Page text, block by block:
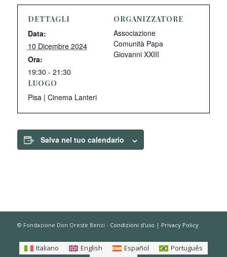
DETTAGLI
Data:
10 Dicembre 2024
Ora:
19:30 - 21:30
LUOGO
Pisa | Cinema Lanteri
ORGANIZZATORE
Associazione
Comunità Papa
Giovanni XXIII
Salva nel tuo calendario
© Fondazione Don Oreste Benzi - Condizioni d'uso | Privacy Policy
Italiano English Español
Português